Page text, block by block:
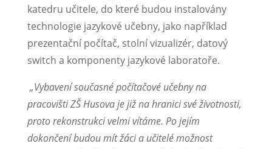
katedru učitele, do které budou instalovány
technologie jazykové učebny, jako například
prezentační počítač, stolní vizualizér, datový
switch a komponenty jazykové laboratoře.
„Vybavení současné počítačové učebny na
pracovišti ZŠ Husova je již na hranici své životnosti,
proto rekonstrukci velmi vítáme. Po jejím
dokončení budou mít žáci a učitelé možnost